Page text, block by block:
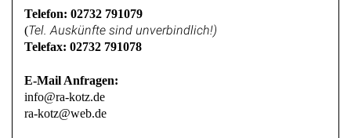
Telefon: 02732 791079
(Tel. Auskünfte sind unverbindlich!)
Telefax: 02732 791078
E-Mail Anfragen:
info@ra-kotz.de
ra-kotz@web.de